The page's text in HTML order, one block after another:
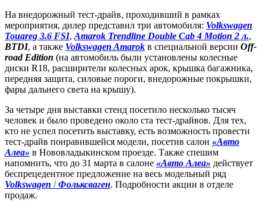
На внедорожный тест-драйв, проходивший в рамках
мероприятия, дилер представил три автомобиля: Volkswagen
Touareg 3.6 FSI, Amarok Trendline Double Cab 4 Motion 2 л.,
BTDI, а также Volkswagen Amarok в специальной версии Off-
road Edition (на автомобиль были установлены колесные
диски R18, расширители колесных арок, крышка багажника,
передняя защита, силовые пороги, внедорожные покрышки,
фары дальнего света на крышу).
За четыре дня выставки стенд посетило несколько тысяч
человек и было проведено около ста тест-драйвов. Для тех,
кто не успел посетить выставку, есть возможность провести
тест-драйв понравившейся модели, посетив салон «Авто
Алеа» в Нововладыкинском проезде. Также спешим
напомнить, что до 31 марта в салоне «Авто Алеа» действует
беспрецедентное предложение на весь модельный ряд
Volkswagen /Фольксваген. Подробности акции в отделе
продаж.